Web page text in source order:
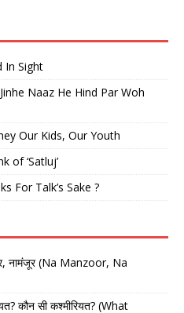
In Sight
Jinhe Naaz He Hind Par Woh
Our Kids, Our Youth
of ‘Satluj’
For Talk’s Sake ?
नामंजूर (Na Manzoor, Na
कौन सी कश्मीरियत? (What